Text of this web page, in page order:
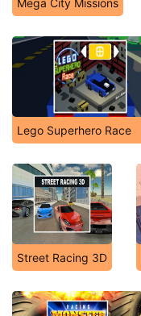
Mega City Missions
Lego Superhero Race
Street Racing 3D